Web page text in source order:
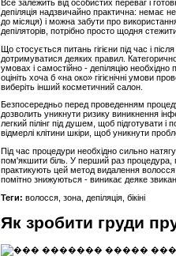
Все залежить від особистих переваг і
депіляція надзвичайно практична: немає
до місяця) і можна забути про використання
депіляторів, потрібно просто щодня
Що стосується питань гігієни під час і
дотримуватися деяких правил.
умовах і самостійно - депіляцію
оцініть хоча б «на око» гігієнічні умови
виберіть інший косметичний салон.
Безпосередньо перед проведенням
дозволить уникнути ризику виникнення
легкий пілінг під душем, щоб підготувати і
відмерлі клітини шкіри, щоб уникнути
Під час процедури необхідно сильно
пом'якшити біль. У перший раз процедура,
практикують цей метод видалення
помітно знижуються - виникає деяке
Теги: волосся, зона, депіляція, бікіні
Як зробити груди